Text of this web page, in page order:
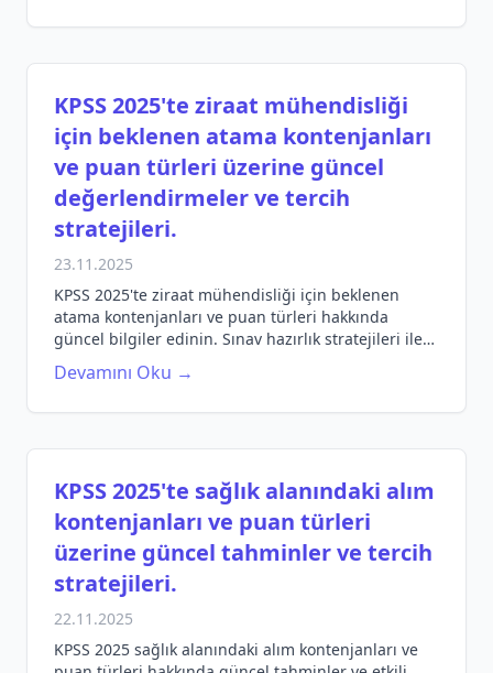
KPSS 2025'te ziraat mühendisliği
için beklenen atama kontenjanları
ve puan türleri üzerine güncel
değerlendirmeler ve tercih
stratejileri.
23.11.2025
KPSS 2025'te ziraat mühendisliği için beklenen
atama kontenjanları ve puan türleri hakkında
güncel bilgiler edinin. Sınav hazırlık stratejileri ile
başarıya ulaşın!
Devamını Oku →
KPSS 2025'te sağlık alanındaki alım
kontenjanları ve puan türleri
üzerine güncel tahminler ve tercih
stratejileri.
22.11.2025
KPSS 2025 sağlık alanındaki alım kontenjanları ve